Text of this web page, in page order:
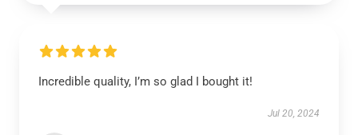
Incredible quality, I’m so glad I bought it!
Jul 20, 2024